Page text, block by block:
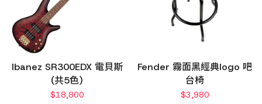
Ibanez SR300EDX 電貝斯
(共5色)
$18,800
Fender 霧面黑經典logo 吧
台椅
$3,980